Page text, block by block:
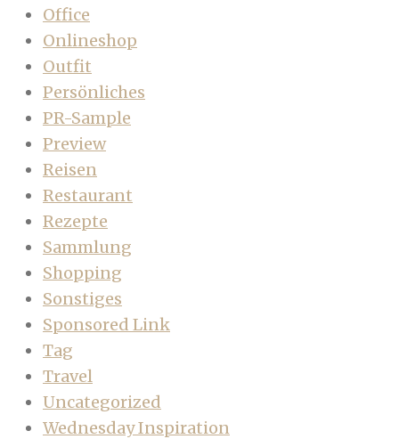
Office
Onlineshop
Outfit
Persönliches
PR-Sample
Preview
Reisen
Restaurant
Rezepte
Sammlung
Shopping
Sonstiges
Sponsored Link
Tag
Travel
Uncategorized
Wednesday Inspiration